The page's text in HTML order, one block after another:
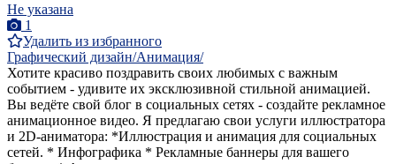
Не указана
1
Удалить из избранного
Графический дизайн/Анимация/
Хотите красиво поздравить своих любимых с важным
событием - удивите их эксклюзивной стильной анимацией.
Вы ведёте свой блог в социальных сетях - создайте рекламное
анимационное видео. Я предлагаю свои услуги иллюстратора
и 2D-аниматора: *Иллюстрация и анимация для социальных
сетей. * Инфографика * Рекламные баннеры для вашего